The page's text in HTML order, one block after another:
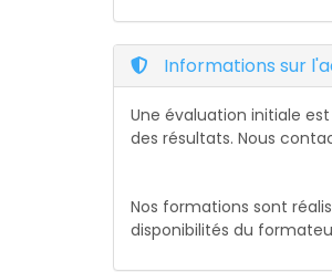
Informations sur
Une évaluation initiale
des résultats. Nous
Nos formations sont
disponibilités du